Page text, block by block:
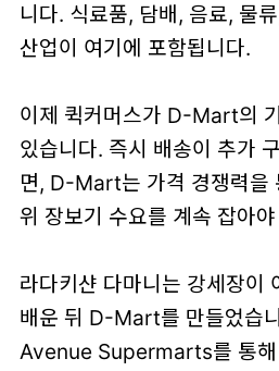
니다. 식료품, 담배, 음료, 물
산업이 여기에 포함됩니다.
이제 퀵커머스가 D-Mart의
있습니다. 즉시 배송이 추가
면, D-Mart는 가격 경쟁력을
위 장보기 수요를 계속 잡아
라다키샨 다마니는 강세장이
배운 뒤 D-Mart를 만들었습
Avenue Supermarts를 통해